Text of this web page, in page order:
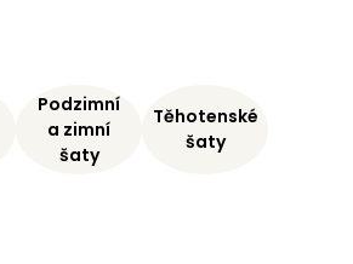
Podzimní
a zimní
šaty
Těhotenské
šaty